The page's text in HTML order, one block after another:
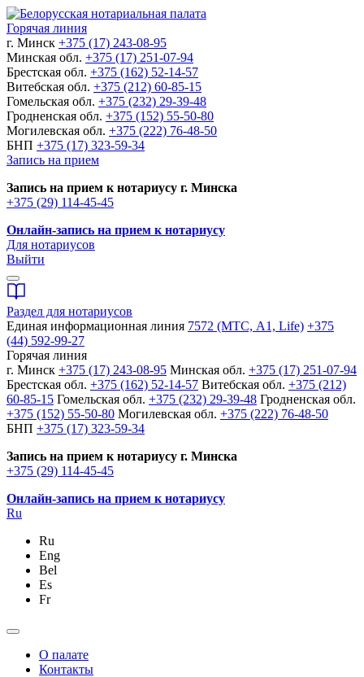
Горячая линия
г. Минск +375 (17) 243-08-95
Минская обл. +375 (17) 251-07-94
Брестская обл. +375 (162) 52-14-57
Витебская обл. +375 (212) 60-85-15
Гомельская обл. +375 (232) 29-39-48
Гродненская обл. +375 (152) 55-50-80
Могилевская обл. +375 (222) 76-48-50
БНП +375 (17) 323-59-34
Запись на прием
Запись на прием к нотариусу г. Минска
+375 (29) 114-45-45
Онлайн-запись на прием к нотариусу
Для нотариусов
Выйти
Раздел для нотариусов
Единая информационная линия 7572 (МТС, A1, Life) +375
(44) 592-99-27
Горячая линия
г. Минск +375 (17) 243-08-95 Минская обл. +375 (17) 251-07-94
Брестская обл. +375 (162) 52-14-57 Витебская обл. +375 (212)
60-85-15 Гомельская обл. +375 (232) 29-39-48 Гродненская обл.
+375 (152) 55-50-80 Могилевская обл. +375 (222) 76-48-50
БНП +375 (17) 323-59-34
Запись на прием к нотариусу г. Минска
+375 (29) 114-45-45
Онлайн-запись на прием к нотариусу
Ru
Ru
Eng
Bel
Es
Fr
О палате
Контакты